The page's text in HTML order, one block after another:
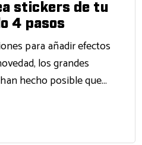
stickers de tu
4 pasos
para añadir efectos
los grandes
hecho posible que...